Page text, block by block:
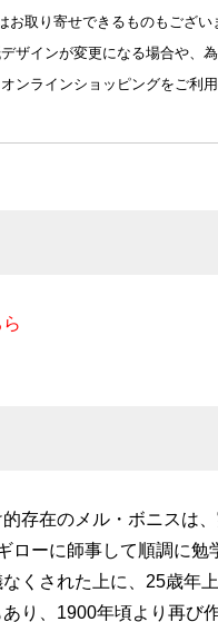
取り寄せできるものもござ
ザインが変更になる場合や、
ンラインショッピングをご利
存在のメル・ボニスは
ローに師事して順調に
くされた上に、25歳年
り、1900年頃より再び